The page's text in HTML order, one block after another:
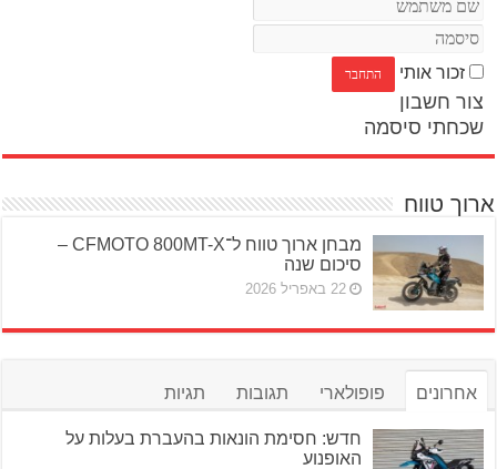
זכור אותי
צור חשבון
שכחתי סיסמה
ארוך טווח
מבחן ארוך טווח ל־CFMOTO 800MT-X –
סיכום שנה
22 באפריל 2026
אחרונים פופולארי תגובות תגיות
חדש: חסימת הונאות בהעברת בעלות על
האופנוע